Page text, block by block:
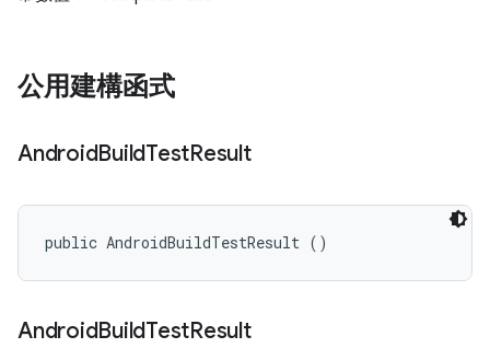
公用建構函式
AndroidBuildTestResult
public AndroidBuildTestResult ()
AndroidBuildTestResult